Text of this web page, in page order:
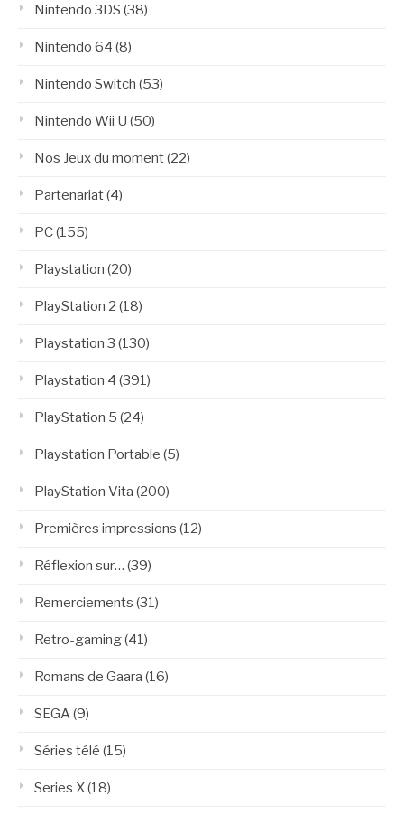
Nintendo 3DS (38)
Nintendo 64 (8)
Nintendo Switch (53)
Nintendo Wii U (50)
Nos Jeux du moment(22)
Partenariat(4)
PC(155)
Playstation (20)
PlayStation 2 (18)
Playstation 3 (130)
Playstation 4 (391)
PlayStation 5 (24)
Playstation Portable (5)
PlayStation Vita (200)
Premières impressions (12)
Réflexion sur… (39)
Remerciements (31)
Retro-gaming(41)
Romans de Gaara (16)
SEGA(9)
Séries télé (15)
Series X(18)